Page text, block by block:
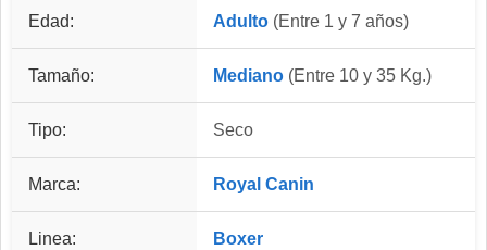
Edad: Adulto (Entre 1 y 7 años)
Tamaño: Mediano (Entre 10 y 35 Kg.)
Tipo: Seco
Marca: Royal Canin
Linea: Boxer